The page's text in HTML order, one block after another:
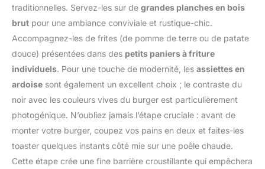
PRATIQUE: dites adieu
aux erreurs de
conversion grâce à la
fonction liquide qui vous
facilement du sec au
liquide, en unités
métriquesg, ml, fl oz etlb
oz PRÊT À L'EMPLOI:
pour utiliser
immédiatement votre
balance de cuisine
Cooking: Notre pinceau
cuisine assure une
l'huile avec un minimum
d'utilisation. Ce pinceau
cuisine silicone vous
permet de contrôler l'huile
et savoureux. Dites adieu
aux plats gras et adoptez
une cuisine plus saine avec
notre pinceau silicone
cuisine One-Piece Design
brosses en plastique ou
en bois. Les poils en
silicone doux et la prise
en main confortable sont
utilisation. BROSSE
EFFICACE POUR LA
CUISSON, LE GRILLAGE
ET LA CUISSON: Les
sont épais et solides,
retiennent beaucoup de
liquide, évitent les ennuis
traditionnelles. Servez-les sur de grandes planches en bois
brut pour une ambiance conviviale et rustique-chic.
Accompagnez-les de frites (de pomme de terre ou de patate
douce) présentées dans des petits paniers à friture
individuels. Pour une touche de modernité, les assiettes en
ardoise sont également un excellent choix ; le contraste du
noir avec les couleurs vives du burger est particulièrement
photogénique. N’oubliez jamais l’étape cruciale : avant de
monter votre burger, coupez vos pains en deux et faites-les
toaster quelques instants côté mie sur une poêle chaude.
Cette étape crée une fine barrière croustillante qui empêchera